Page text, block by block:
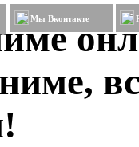
Мы Вконтакте